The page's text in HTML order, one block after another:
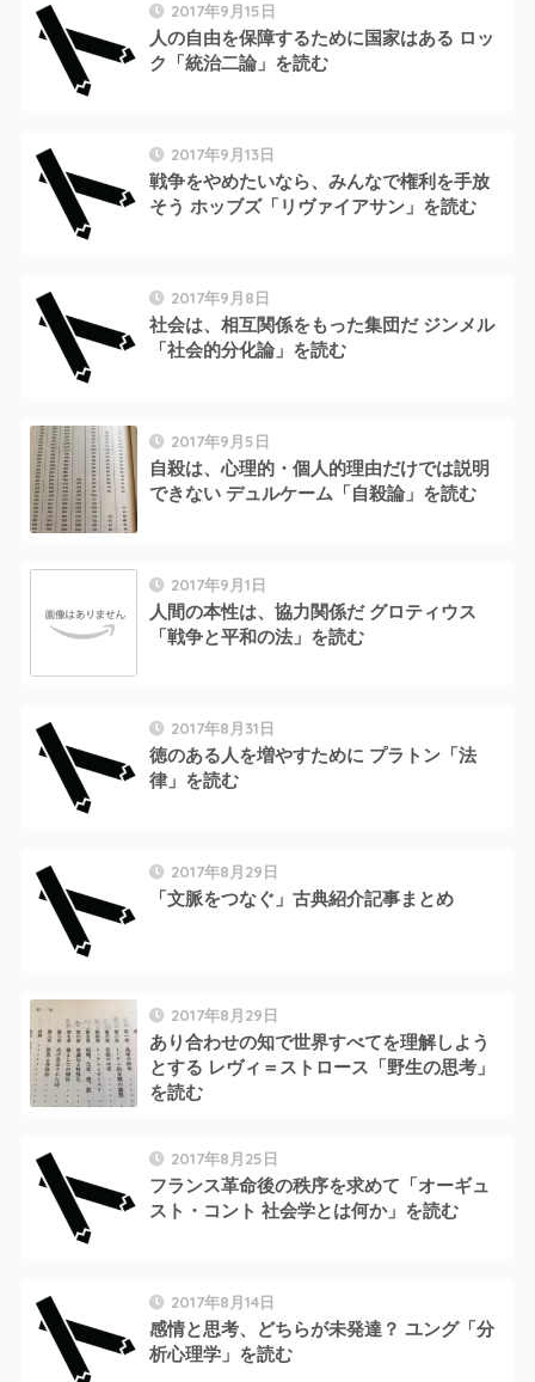
2017年9月15日
人の自由を保障するために国家はある ロッ
ク「統治二論」を読む
2017年9月13日
戦争をやめたいなら、みんなで権利を手放
そう ホッブズ「リヴァイアサン」を読む
2017年9月8日
社会は、相互関係をもった集団だ ジンメル
「社会的分化論」を読む
2017年9月5日
自殺は、心理的・個人的理由だけでは説明
できない デュルケーム「自殺論」を読む
2017年9月1日
人間の本性は、協力関係だ グロティウス
「戦争と平和の法」を読む
2017年8月31日
徳のある人を増やすために プラトン「法
律」を読む
2017年8月29日
「文脈をつなぐ」古典紹介記事まとめ
2017年8月29日
あり合わせの知で世界すべてを理解しよう
とする レヴィ＝ストロース「野生の思考」
を読む
2017年8月25日
フランス革命後の秩序を求めて「オーギュ
スト・コント 社会学とは何か」を読む
2017年8月14日
感情と思考、どちらが未発達？ ユング「分
析心理学」を読む